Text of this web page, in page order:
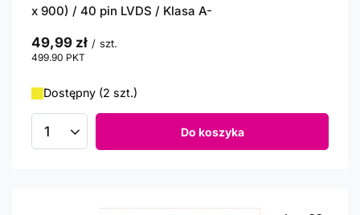
x 900) / 40 pin LVDS / Klasa A-
49,99 zł / szt.
499.90 PKT
Dostępny (2 szt.)
Ilość produktów Do koszyka